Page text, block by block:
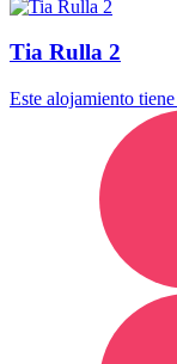
Tia Rulla 2
Este alojamiento